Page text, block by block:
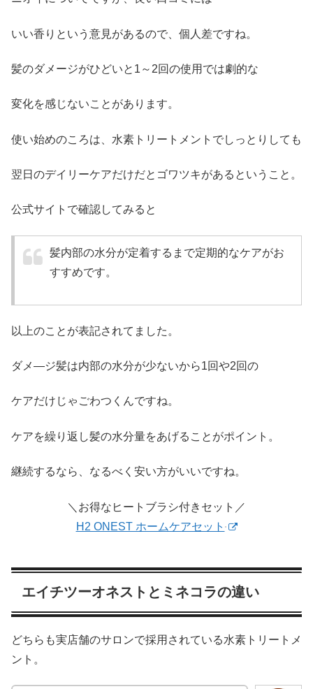
いい香りという意見があるので、個人差ですね。
髪のダメージがひどいと1～2回の使用では劇的な
変化を感じないことがあります。
使い始めのころは、水素トリートメントでしっとりしても
翌日のデイリーケアだけだとゴワツキがあるということ。
公式サイトで確認してみると
髪内部の水分が定着するまで定期的なケアがお
すすめです。
以上のことが表記されてました。
ダメ―ジ髪は内部の水分が少ないから1回や2回の
ケアだけじゃごわつくんですね。
ケアを繰り返し髪の水分量をあげることがポイント。
継続するなら、なるべく安い方がいいですね。
＼お得なヒートブラシ付きセット／
H2 ONEST ホームケアセット
エイチツーオネストとミネコラの違い
どちらも実店舗のサロンで採用されている水素トリートメ
ント。